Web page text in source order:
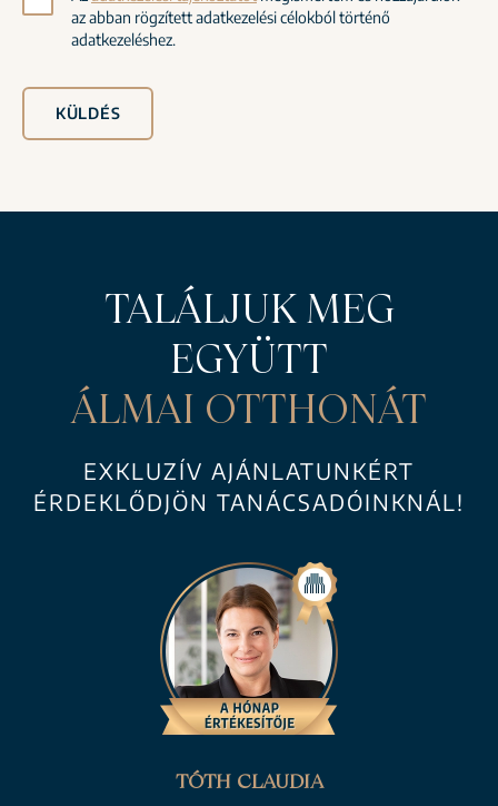
az abban rögzített adatkezelési célokból történő
adatkezeléshez.
KÜLDÉS
TALÁLJUK MEG
EGYÜTT
ÁLMAI OTTHONÁT
EXKLUZÍV AJÁNLATUNKÉRT
ÉRDEKLŐDJÖN TANÁCSADÓINKNÁL!
TÓTH CLAUDIA